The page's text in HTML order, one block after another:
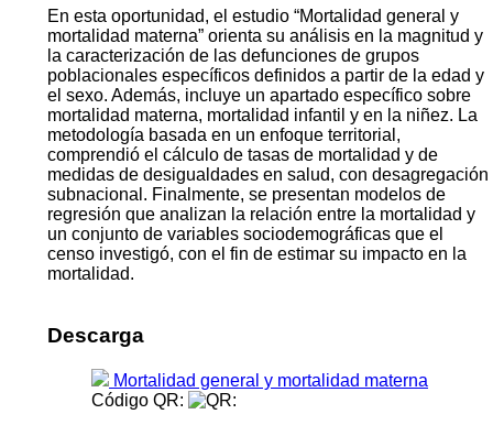
En esta oportunidad, el estudio “Mortalidad general y
mortalidad materna” orienta su análisis en la magnitud y
la caracterización de las defunciones de grupos
poblacionales específicos definidos a partir de la edad y
el sexo. Además, incluye un apartado específico sobre
mortalidad materna, mortalidad infantil y en la niñez. La
metodología basada en un enfoque territorial,
comprendió el cálculo de tasas de mortalidad y de
medidas de desigualdades en salud, con desagregación
subnacional. Finalmente, se presentan modelos de
regresión que analizan la relación entre la mortalidad y
un conjunto de variables sociodemográficas que el
censo investigó, con el fin de estimar su impacto en la
mortalidad.
Descarga
Mortalidad general y mortalidad materna
Código QR: